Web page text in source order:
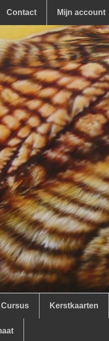
Contact Mijn account
Cursus Kerstkaarten